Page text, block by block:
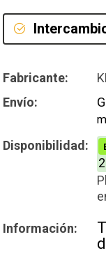
Fabricante:
Envío:
Disponibilidad:
Información: